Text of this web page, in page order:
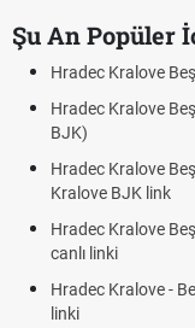
Şu An Popüler
Hradec Kralove
Hradec Kralove
BJK)
Hradec Kralove
Kralove BJK link
Hradec Kralove
canlı linki
Hradec Kralove -
linki